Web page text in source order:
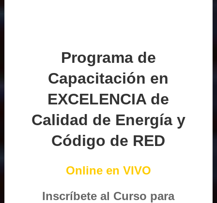
Programa de
Capacitación en
EXCELENCIA de
Calidad de Energía y
Código de RED
Online en VIVO
Inscríbete al Curso para